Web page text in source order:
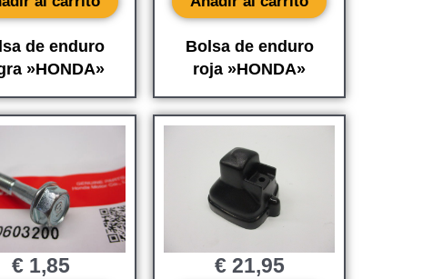
de enduro
»HONDA»
Bolsa de enduro
roja »HONDA»
€1,85 €21,95